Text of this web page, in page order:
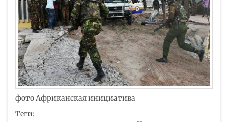
фото Африканская инициатива
Теги: